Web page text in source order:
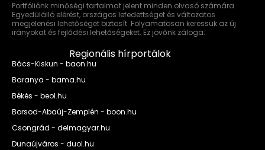
Portfóliónk minőségi tartalmat jelent minden olvasó számára.
Egyedülálló elérést, országos lefedettséget és változatos
megjelenési lehetőséget biztosít. Folyamatosan keressük az új
irányokat és fejlődési lehetőségeket. Ez jövőnk záloga.
Regionális hírportálok
Bács-Kiskun - baon.hu
Baranya - bama.hu
Békés - beol.hu
Borsod-Abaúj-Zemplén - boon.hu
Csongrád - delmagyar.hu
Dunaújváros - duol.hu